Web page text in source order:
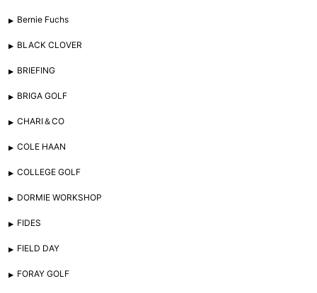
Bernie Fuchs
BLACK CLOVER
BRIEFING
BRIGA GOLF
CHARI＆CO
COLE HAAN
COLLEGE GOLF
DORMIE WORKSHOP
FIDES
FIELD DAY
FORAY GOLF